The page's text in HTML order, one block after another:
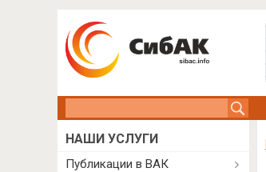
НАШИ УСЛУГИ
Публикации в ВАК